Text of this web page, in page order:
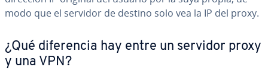
modo que el servidor de destino solo vea la IP del proxy.
¿Qué di­fe­re­n­cia hay entre un servidor proxy
y una VPN?